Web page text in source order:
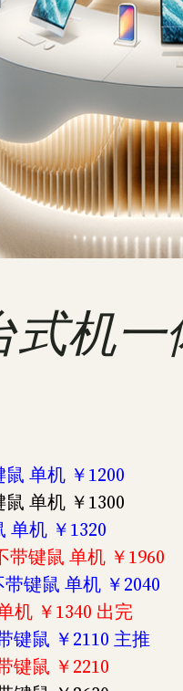
式机
单机 ￥1200
单机 ￥1300
单机 ￥1320
带键鼠 单机 ￥1960
键鼠 单机 ￥2040
机 ￥1340 出完
键鼠 ￥2110 主推
键鼠 ￥2210